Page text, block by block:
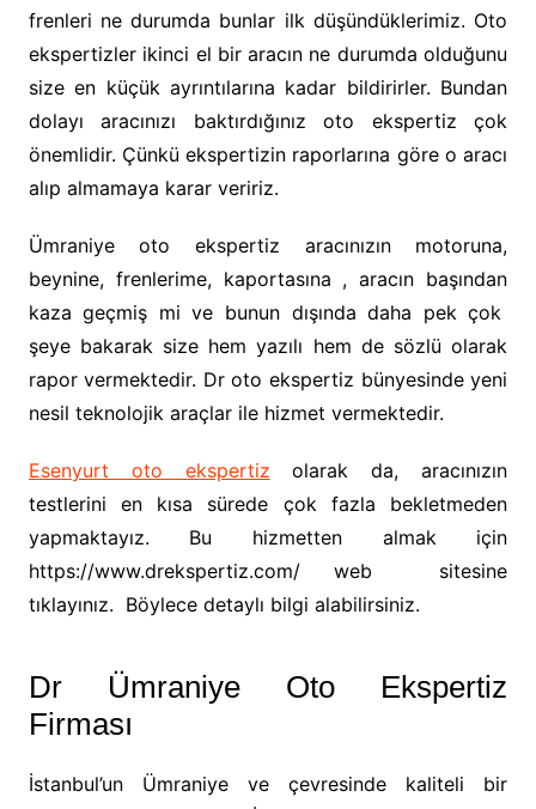
frenleri ne durumda bunlar ilk düşündüklerimiz. Oto
ekspertizler ikinci el bir aracın ne durumda olduğunu
size en küçük ayrıntılarına kadar bildirirler. Bundan
dolayı aracınızı baktırdığınız oto ekspertiz çok
önemlidir. Çünkü ekspertizin raporlarına göre o aracı
alıp almamaya karar veririz.
Ümraniye oto ekspertiz aracınızın motoruna,
beynine, frenlerime, kaportasına , aracın başından
kaza geçmiş mi ve bunun dışında daha pek çok
şeye bakarak size hem yazılı hem de sözlü olarak
rapor vermektedir. Dr oto ekspertiz bünyesinde yeni
nesil teknolojik araçlar ile hizmet vermektedir.
Esenyurt oto ekspertiz olarak da, aracınızın
testlerini en kısa sürede çok fazla bekletmeden
yapmaktayız. Bu hizmetten almak için
https://www.drekspertiz.com/ web sitesine
tıklayınız. Böylece detaylı bilgi alabilirsiniz.
Dr Ümraniye Oto Ekspertiz
Firması
İstanbul’un Ümraniye ve çevresinde kaliteli bir